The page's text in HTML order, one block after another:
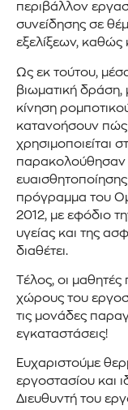
περιβάλλον
συνείδησης σε
εξελίξεων, καθώς
Ως εκ τούτου,
βιωματική δράση,
κίνηση
κατανοήσουν πώς
χρησιμοποιείται
παρακολούθησαν
πρόγραμμα του
2012, με εφόδιο
υγείας και της
διαθέτει.
Τέλος, οι
χώρους του
τις μονάδες
εγκαταστάσεις!
Ευχαριστούμε
εργοστασίου και
Διευθυντή του